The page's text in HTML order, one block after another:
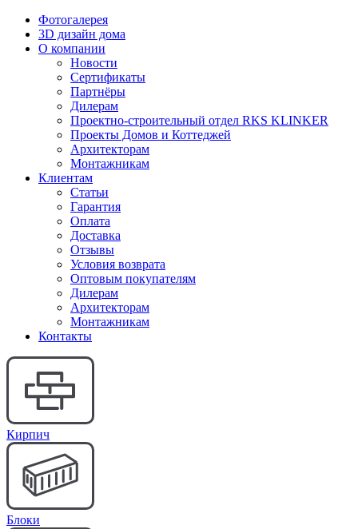
Фотогалерея
3D дизайн дома
О компании
Новости
Сертификаты
Партнёры
Дилерам
Проектно-строительный отдел RKS KLINKER
Проекты Домов и Коттеджей
Архитекторам
Монтажникам
Клиентам
Статьи
Гарантия
Оплата
Доставка
Отзывы
Условия возврата
Оптовым покупателям
Дилерам
Архитекторам
Монтажникам
Контакты
Кирпич
Блоки